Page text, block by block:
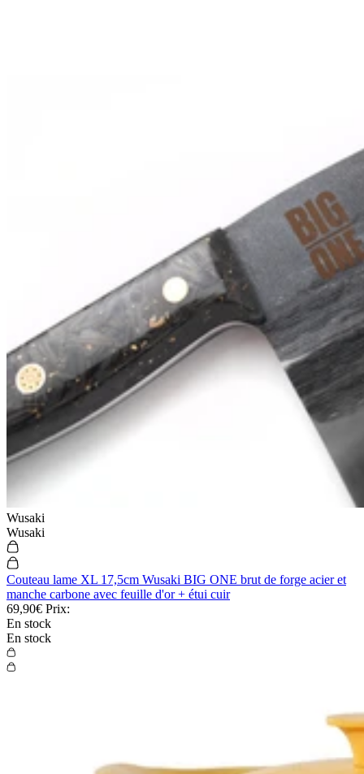
Wusaki
Wusaki
Couteau lame XL 17,5cm Wusaki BIG ONE brut de forge acier et
manche carbone avec feuille d'or + étui cuir
69,90€ Prix:
En stock
En stock